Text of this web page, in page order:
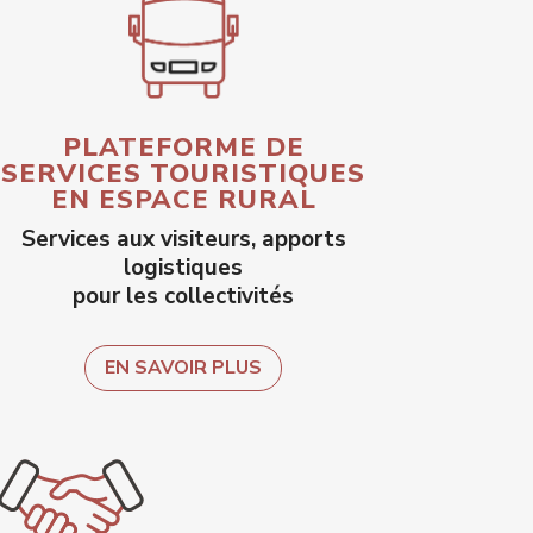
PLATEFORME DE
SERVICES TOURISTIQUES
EN ESPACE RURAL
Services aux visiteurs, apports
logistiques
pour les collectivités
EN SAVOIR PLUS